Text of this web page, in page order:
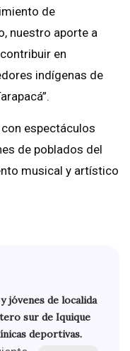
de
nuestro aporte a
en
indígenas de
espectáculos
de poblados del
musical y artístico
jóvenes de localida
sur de Iquique
deportivas.